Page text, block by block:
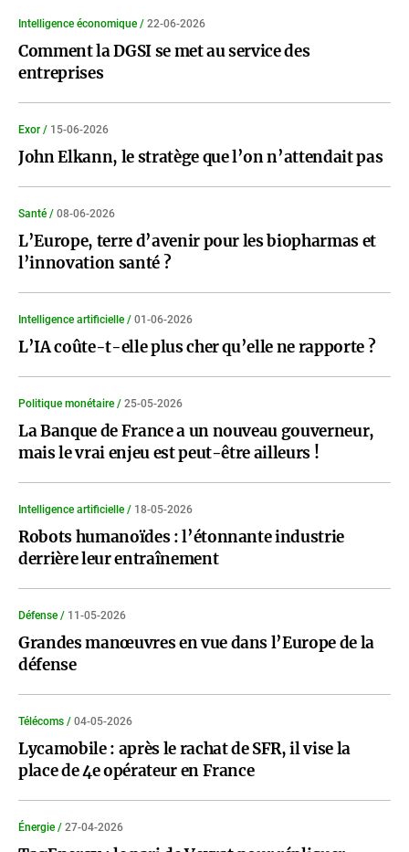
Intelligence économique / 22-06-2026
Comment la DGSI se met au service des
entreprises
Exor / 15-06-2026
John Elkann, le stratège que l’on n’attendait pas
Santé / 08-06-2026
L’Europe, terre d’avenir pour les biopharmas et
l’innovation santé ?
Intelligence artificielle / 01-06-2026
L’IA coûte-t-elle plus cher qu’elle ne rapporte ?
Politique monétaire / 25-05-2026
La Banque de France a un nouveau gouverneur,
mais le vrai enjeu est peut-être ailleurs !
Intelligence artificielle / 18-05-2026
Robots humanoïdes : l’étonnante industrie
derrière leur entraînement
Défense / 11-05-2026
Grandes manœuvres en vue dans l’Europe de la
défense
Télécoms / 04-05-2026
Lycamobile : après le rachat de SFR, il vise la
place de 4e opérateur en France
Énergie / 27-04-2026